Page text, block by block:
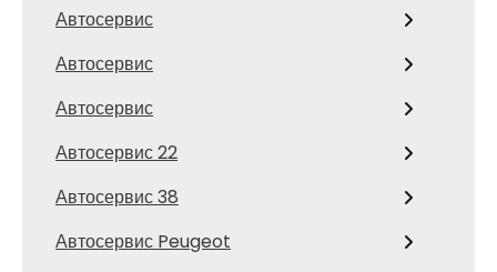
Автосервис
Автосервис
Автосервис
Автосервис 22
Автосервис 38
Автосервис Peugeot